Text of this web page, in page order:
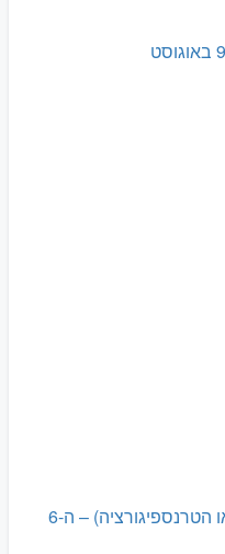
חג של ישוע לבוש הדר (חג היפע או הטרנספיגורציה) – ה-6